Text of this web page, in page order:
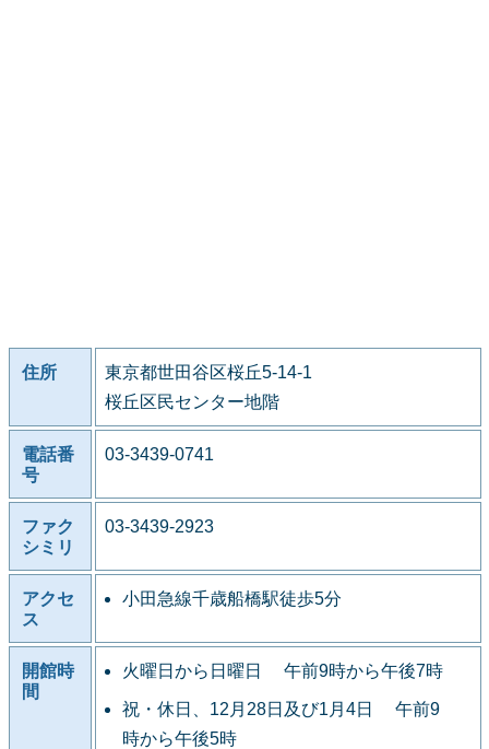
住所
東京都世田谷区桜丘5-14-1
桜丘区民センター地階
電話番
号
03-3439-0741
ファク
シミリ
03-3439-2923
アクセ
ス
小田急線千歳船橋駅徒歩5分
開館時
間
火曜日から日曜日 午前9時から午後7時
祝・休日、12月28日及び1月4日 午前9
時から午後5時